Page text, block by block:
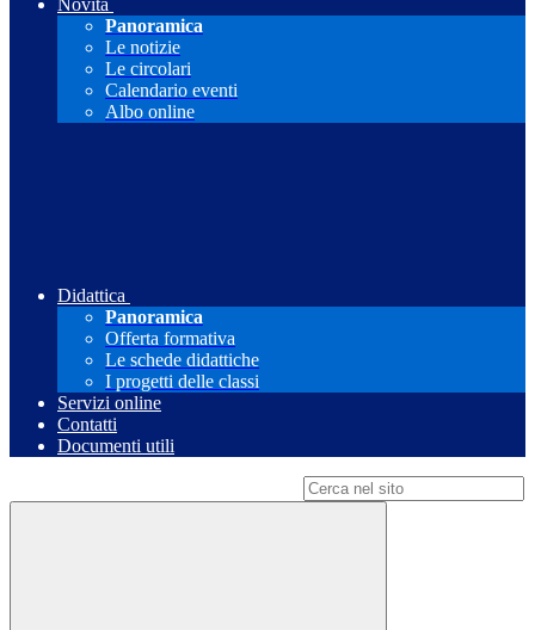
Novità
Panoramica
Le notizie
Le circolari
Calendario eventi
Albo online
Didattica
Panoramica
Offerta formativa
Le schede didattiche
I progetti delle classi
Servizi online
Contatti
Documenti utili